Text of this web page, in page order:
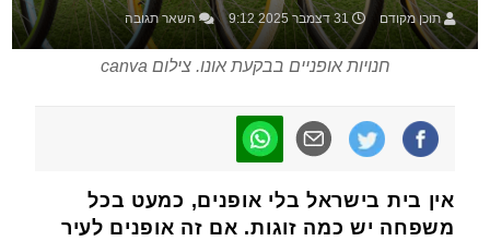
תוכן מקודם 31 דצמבר 2025 9:12 השאר תגובה
חנויות אופניים בבקעת אונו. צילום canva
אין בית בישראל בלי אופנים, כמעט בכל
משפחה יש כמה זוגות. אם זה אופנים לעיר